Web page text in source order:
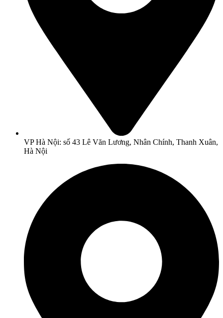
VP Hà Nội: số 43 Lê Văn Lương, Nhân Chính, Thanh Xuân,
Hà Nội